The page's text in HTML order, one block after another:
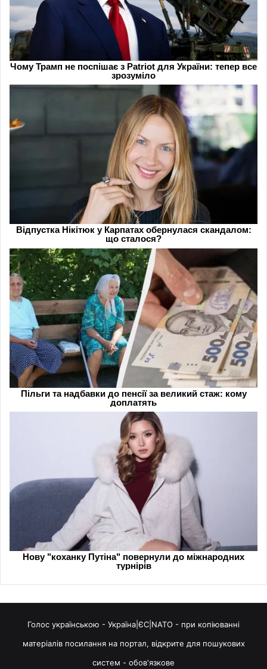
Голос українською - Україна|ЄС|NATO - при копіюванні
матеріалів посилання на портал, відкрите для пошукових
систем - обов'язкове